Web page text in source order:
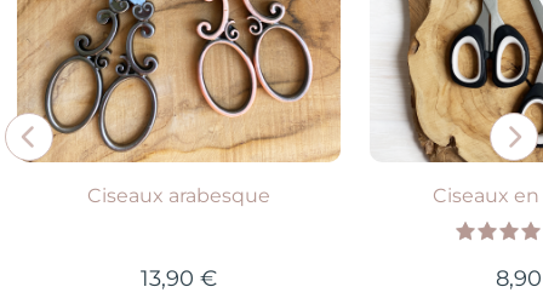
Ciseaux arabesque
13,90 €
Ciseaux